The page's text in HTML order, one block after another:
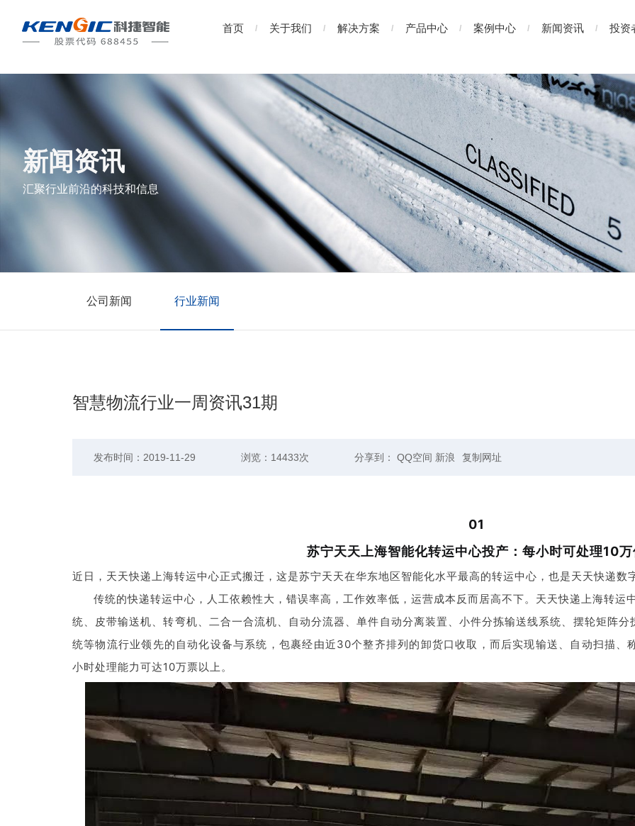
首页 关于我们 解决方案 产品中心 案例中心 新闻资讯 投资
新闻资讯
汇聚行业前沿的科技和信息
公司新闻 行业新闻
智慧物流行业一周资讯31期
发布时间：2019-11-29 浏览：14433次 分享到： QQ空间 新浪 复制网址
01
苏宁天天上海智能化转运中心投产：每小时可处理10
近日，天天快递上海转运中心正式搬迁，这是苏宁天天在华东地区智能化水平最高的转运中心，也是天天快递数
传统的快递转运中心，人工依赖性大，错误率高，工作效率低，运营成本反而居高不下。天天快递上海转
统、皮带输送机、转弯机、二合一合流机、自动分流器、单件自动分离装置、小件分拣输送线系统、摆轮矩阵
统等物流行业领先的自动化设备与系统，包裹经由近30个整齐排列的卸货口收取，而后实现输送、自动扫描
小时处理能力可达10万票以上。